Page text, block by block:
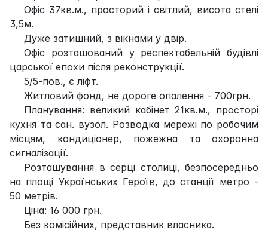
Офіс 37кв.м., просторий і світлий, висота стелі
3,5м.
Дуже затишний, з вікнами у двір.
Офіс розташований у респектабельній будівлі
царської епохи після реконструкції.
5/5-пов., є ліфт.
Житловий фонд, не дороге опалення - 700грн.
Планування: великий кабінет 21кв.м., просторі
кухня та сан. вузол. Розводка мережі по робочим
місцям, кондиціонер, пожежна та охоронна
сигналізації.
Розташування в серці столиці, безпосередньо
на площі Українських Героїв, до станції метро -
50 метрів.
Ціна: 16 000 грн.
Без комісійних, представник власника.